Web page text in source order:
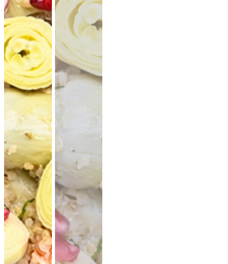
CATERING PLATTEN
Hier kannst du dir dein Catering selbst zusammenstellen.
Beispiel: bei 20 Personen reichen ungefähr 10-11 XL-Platten.
Denk an eine gute Mischung aus mehreren Platten Brot,
Aufstriche, Salate, Fingerfood.
Mini Pitabrot
& teilen.
ab 17,00 €
Mini Falafel Bites
vegan
100 % Kichererbsen, fein gewürzt, mit
Events & Buffets
19,90 €
(inkl. MwSt.)